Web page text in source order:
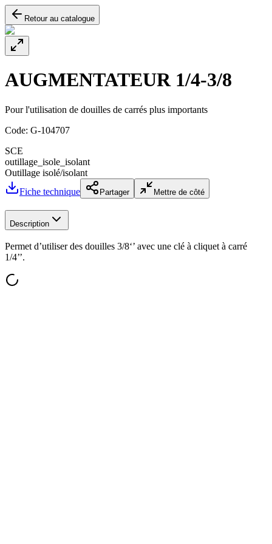
Retour au catalogue
AUGMENTATEUR 1/4-3/8
Pour l'utilisation de douilles de carrés plus importants
Code: G-104707
SCE
outillage_isole_isolant
Outillage isolé/isolant
Fiche technique
Partager Mettre de côté
Description
Permet d’utiliser des douilles 3/8‘’ avec une clé à cliquet à carré
1/4’’.